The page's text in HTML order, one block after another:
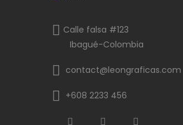
Calle falsa #123
Ibagué-Colombia
contact@leongraficas.com
+608 2233 456